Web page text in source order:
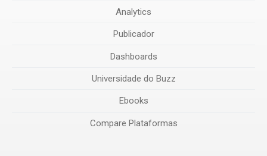
Analytics
Publicador
Dashboards
Universidade do Buzz
Ebooks
Compare Plataformas